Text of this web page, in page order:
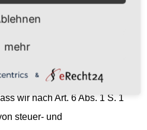
Daten werden
und danach
wir nach Art. 6 Abs. 1 S. 1
steuer- und
mehr
&